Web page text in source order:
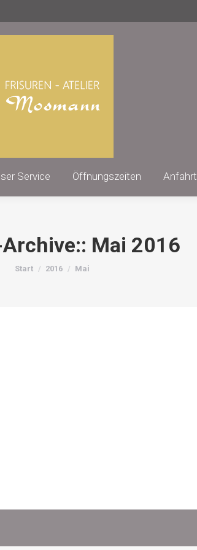
Service Öffnungszeiten Anfahrt
Mai 2016
Sie befinden sich hier:
Start 2016 Mai